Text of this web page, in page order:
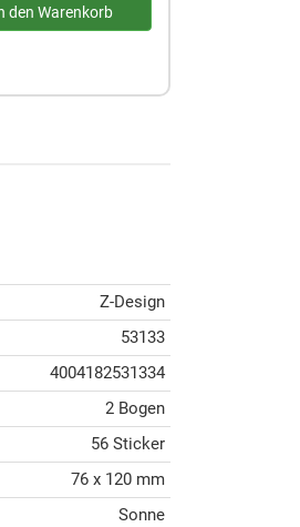
Z-Design
53133
4004182531334
2 Bogen
56 Sticker
76 x 120 mm
Sonne